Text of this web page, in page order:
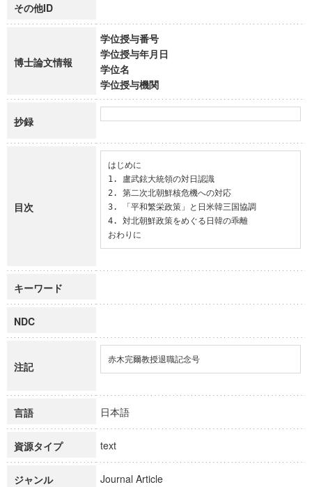
その他ID
博士論文情報
学位授与番号
学位授与年月日
学位名
学位授与機関
抄録
目次
はじめに
1. 盧武鉉大統領の対日認識
2. 第二次北朝鮮核危機への対応
3. 「平和繁栄政策」と日米韓三国協調
4. 対北朝鮮政策をめぐる日韓の乖離
おわりに
キーワード
NDC
注記
赤木完爾教授退職記念号
言語 日本語
資源タイプ text
ジャンル Journal Article